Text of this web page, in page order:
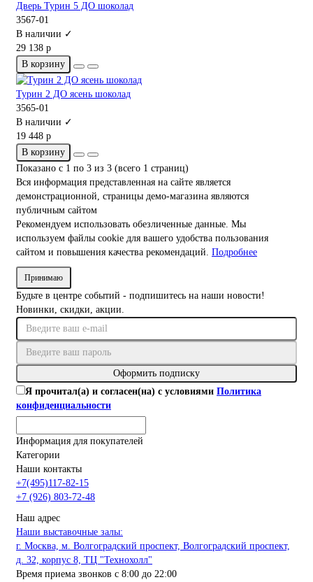
Дверь Турин 5 ДО шоколад
3567-01
В наличии ✓
29 138 р
В корзину
Турин 2 ДО ясень шоколад
3565-01
В наличии ✓
19 448 р
В корзину
Показано с 1 по 3 из 3 (всего 1 страниц)
Вся информация представленная на сайте является
демонстрационной, страницы демо-магазина являются
публичным сайтом
Рекомендуем использовать обезличенные данные. Мы
используем файлы cookie для вашего удобства пользования
сайтом и повышения качества рекомендаций. Подробнее
Принимаю
Будьте в центре событий - подпишитесь на наши новости!
Новинки, скидки, акции.
Оформить подписку
Я прочитал(а) и согласен(на) с условиями Политика
конфиденциальности
Информация для покупателей
Категории
Наши контакты
+7(495)117-82-15
+7 (926) 803-72-48
Наш адрес
Наши выставочные залы:
г. Москва, м. Волгоградский проспект, Волгоградский проспект,
д. 32, корпус 8, ТЦ "Технохолл"
Время приема звонков с 8:00 до 22:00